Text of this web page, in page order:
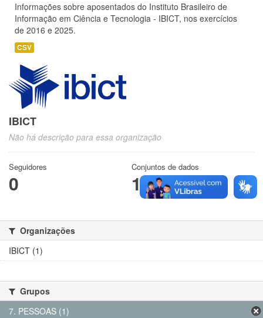
Informações sobre aposentados do Instituto Brasileiro de
Informação em Ciência e Tecnologia - IBICT, nos exercícios
de 2016 e 2025.
CSV
IBICT
Não há descrição para essa organização
Seguidores
0
Conjuntos de dados
1
Organizações
IBICT (1)
Grupos
7. PESSOAS (1)